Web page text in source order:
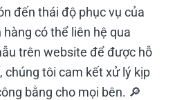
đến thái độ phục vụ của
có thể liên hệ qua
trên website để được hỗ
chúng tôi cam kết xử lý kịp
bằng cho mọi bên. 🔎